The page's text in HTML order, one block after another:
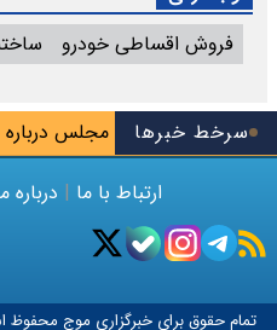
سرخط خبرها
ادعای نماینده مجلس درباره
فروش اقساطی خودرو
ارتباط با ما | درباره
تمام حقوق برای خبرگزاری موج محفوظ